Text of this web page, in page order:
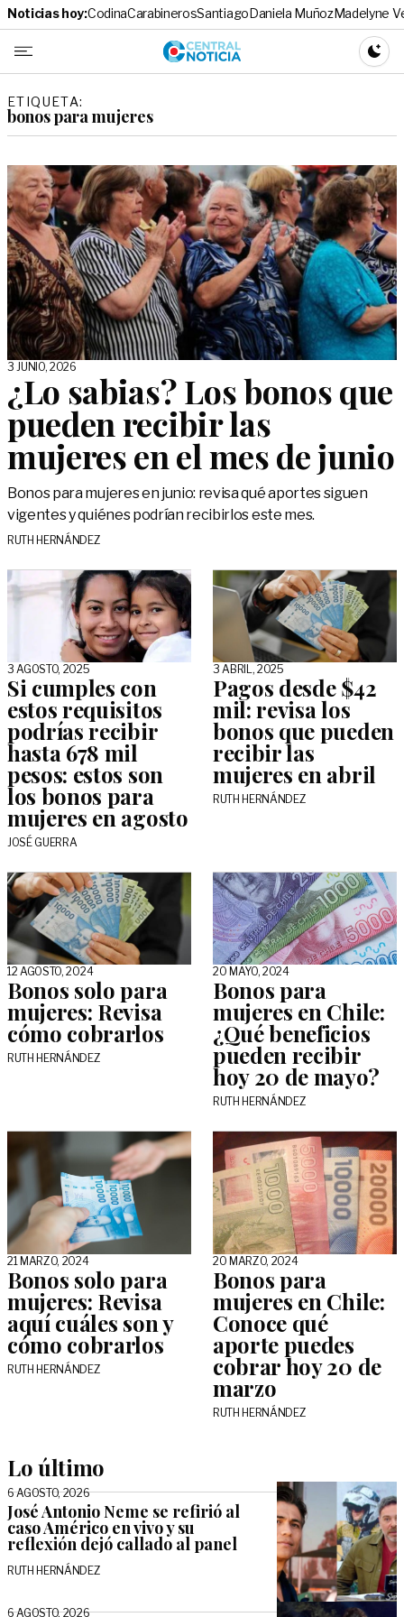
Noticias hoy:CodinaCarabinerosSantiagoDaniela MuñozMadelyne
Central
ETIQUETA:
bonos para mujeres
3 JUNIO, 2026
¿Lo sabias? Los bonos que
pueden recibir las
mujeres en el mes de junio
Bonos para mujeres en junio: revisa qué aportes siguen
vigentes y quiénes podrían recibirlos este mes.
RUTH HERNÁNDEZ
3 AGOSTO, 2025
Si cumples con
estos requisitos
podrías recibir
hasta 678 mil
pesos: estos son
los bonos para
mujeres en agosto
JOSÉ GUERRA
3 ABRIL, 2025
Pagos desde $42
mil: revisa los
bonos que pueden
recibir las
mujeres en abril
RUTH HERNÁNDEZ
12 AGOSTO, 2024
Bonos solo para
mujeres: Revisa
cómo cobrarlos
RUTH HERNÁNDEZ
20 MAYO, 2024
Bonos para
mujeres en Chile:
¿Qué beneficios
pueden recibir
hoy 20 de mayo?
RUTH HERNÁNDEZ
21 MARZO, 2024
Bonos solo para
mujeres: Revisa
aquí cuáles son y
cómo cobrarlos
RUTH HERNÁNDEZ
20 MARZO, 2024
Bonos para
mujeres en Chile:
Conoce qué
aporte puedes
cobrar hoy 20 de
marzo
RUTH HERNÁNDEZ
Lo último
6 AGOSTO, 2026
José Antonio Neme se refirió al
caso Américo en vivo y su
reflexión dejó callado al panel
RUTH HERNÁNDEZ
6 AGOSTO, 2026